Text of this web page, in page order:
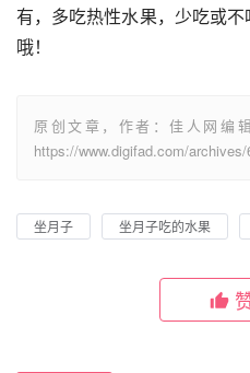
有，多吃热性水果，少吃或
哦！
原创文章，作者：佳人网编
https://www.digifad.com/
坐月子 坐月子吃的水果